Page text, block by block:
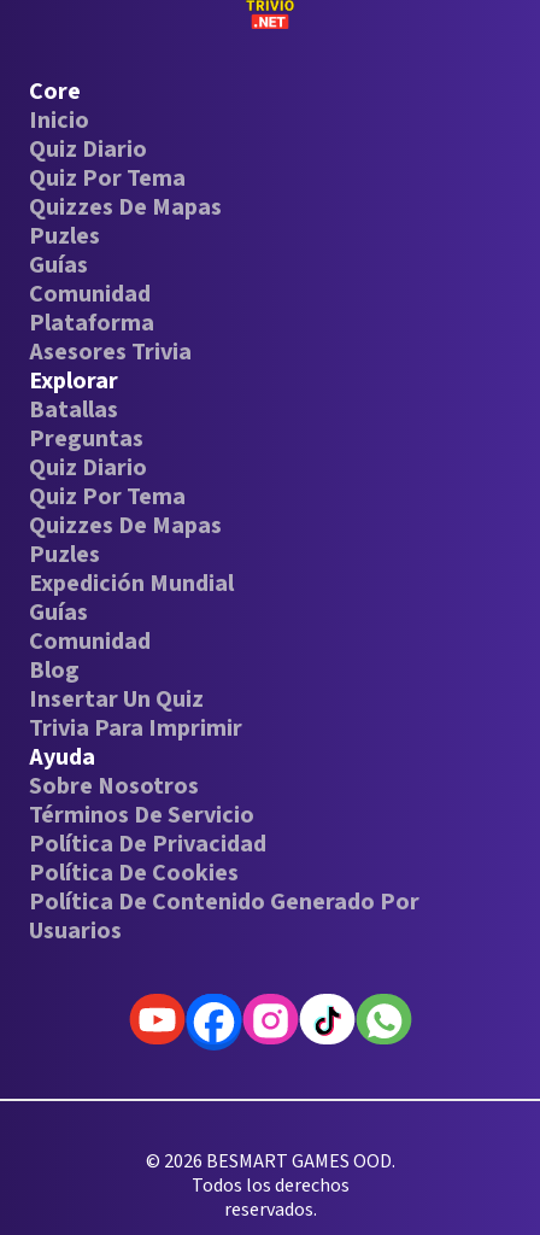
Core
Inicio
Quiz Diario
Quiz Por Tema
Quizzes De Mapas
Puzles
Guías
Comunidad
Plataforma
Asesores Trivia
Explorar
Batallas
Preguntas
Quiz Diario
Quiz Por Tema
Quizzes De Mapas
Puzles
Expedición Mundial
Guías
Comunidad
Blog
Insertar Un Quiz
Trivia Para Imprimir
Ayuda
Sobre Nosotros
Términos De Servicio
Política De Privacidad
Política De Cookies
Política De Contenido Generado Por
Usuarios
© 2026 BESMART GAMES OOD.
Todos los derechos
reservados.